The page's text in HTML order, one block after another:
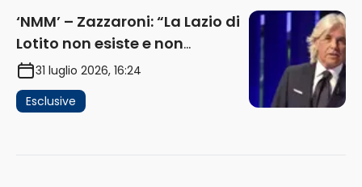
‘NMM’ – Zazzaroni: “La Lazio di
Lotito non esiste e non
funziona più. E’ ora di lasciare,
ma lui non ascolta. Pignataro?
Ho verificato…” (AUDIO)
31 luglio 2026, 16:24
Esclusive